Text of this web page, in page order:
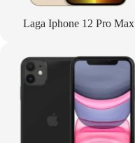
Laga Iphone 12 Pro Max